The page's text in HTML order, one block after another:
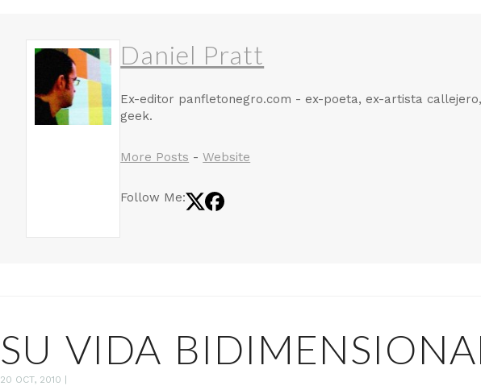
Daniel Pratt
Ex-editor panfletonegro.com - ex-poeta, ex-artista
geek.
More Posts -Website
Follow Me:
SU VIDA
20 OCT, 2010